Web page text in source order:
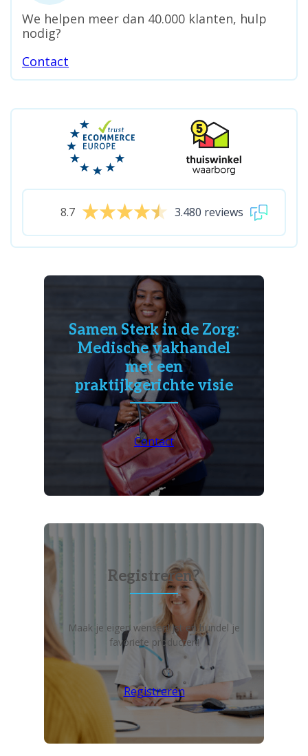
We helpen meer dan 40.000 klanten, hulp
nodig?
Contact
8.7 3.480 reviews
Samen Sterk in de Zorg:
Medische vakhandel
met een
praktijkgerichte visie
Contact
Registreren?
Maak je eigen wensenlijst en bundel je
favoriete producten!
Registreren